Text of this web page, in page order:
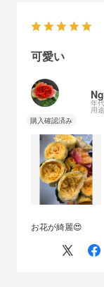
可愛い
年
用
お花が綺麗😍